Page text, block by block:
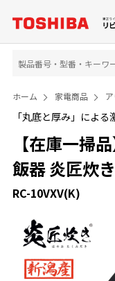
ホーム 家電商品
「丸底と厚み」によ
【在庫一掃
飯器 炎匠炊き
RC-10VXV(K)